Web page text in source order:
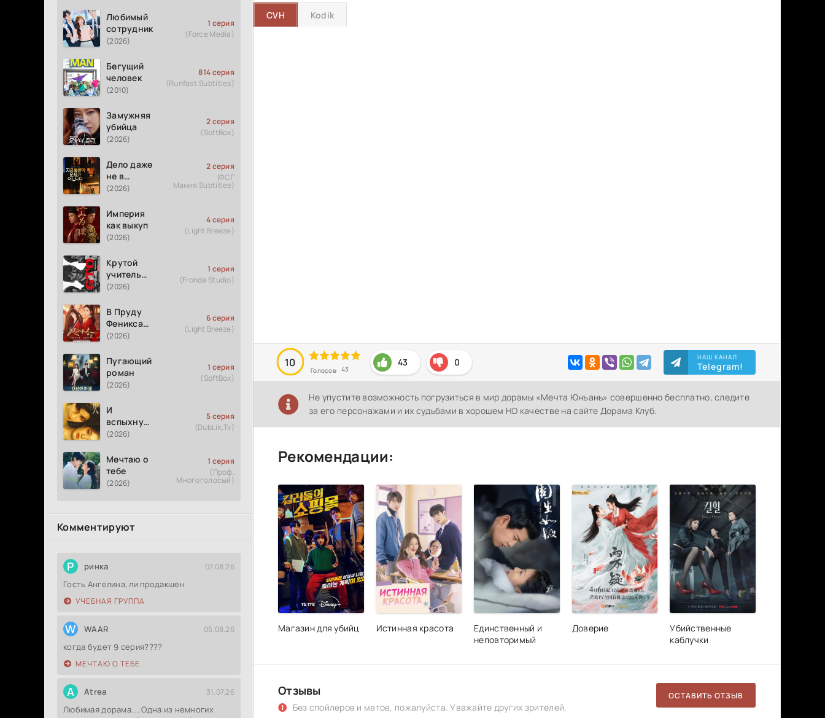
Любимый
сотрудник
(2026)
1 серия
(Force Media)
Бегущий
человек
(2010)
814 серия
(Runfast.Subtitles)
Замужняя
убийца
(2026)
2 серия
(SoftBox)
Дело даже
не в
измене
(2026)
2 серия
(ФСГ
Мания.Subtitles)
Империя
как выкуп
(2026)
4 серия
(Light Breeze)
Крутой
учитель
Онидзука
(2026)
(2026)
1 серия
(Fronda Studio)
В Пруду
Феникса
рождается
(2026)
6 серия
(Light Breeze)
Пугающий
роман
(2026)
1 серия
(SoftBox)
И
вспыхнуло
пламя
(2026)
5 серия
(DubLik.Tv)
Мечтаю о
тебе
(2026)
1 серия
(Проф.
Многоголосый)
Комментируют
Р ринка 07.08.26
Гость Ангелина, ли продакшен
УЧЕБНАЯ ГРУППА
W WAAR 05.08.26
когда будет 9 серия????
МЕЧТАЮ О ТЕБЕ
A Atrea 31.07.26
Любимая дорама.... Одна из немногих
CVH Kodik
10
Голосов: 43
43 0 НАШ КАНАЛ
Telegram!
Не упустите возможность погрузиться в мир дорамы «Мечта Юнъань» совершенно бесплатно, следите
за его персонажами и их судьбами в хорошем HD качестве на сайте Дорама Клуб.
Рекомендации:
Магазин для убийц Истинная красота
Единственный и
неповторимый
Доверие
Убийственные
каблучки
Отзывы
Без спойлеров и матов, пожалуйста. Уважайте других зрителей.
ОСТАВИТЬ ОТЗЫВ